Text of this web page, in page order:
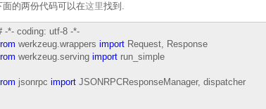
面的两份代码可以在这里找到.
-*- coding: utf-8 -*-
werkzeug.wrappers import Request, Response
werkzeug.serving import run_simple
jsonrpc import JSONRPCResponseManager, dispatcher